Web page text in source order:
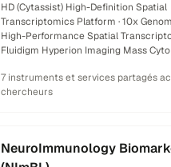
HD (Cytassist) High-Definition Spatial
Transcriptomics Platform · 10x
High-Performance Spatial
Fluidigm Hyperion Imaging Mass
7 instruments et services partagés
chercheurs
NeuroImmunology